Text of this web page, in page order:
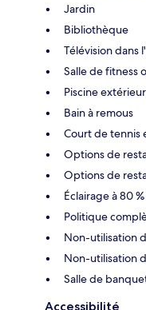
Jardin
Bibliothèque
Télévision dans
Salle de fitness
Piscine
Bain à remous
Court de tennis
Options de
Options de
Éclairage à 80
Politique
Non-utilisation
Non-utilisation
Salle de
Accessibilité